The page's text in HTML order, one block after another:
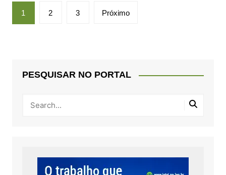
Paginação
de
1 2 3 Próximo
PESQUISAR NO PORTAL